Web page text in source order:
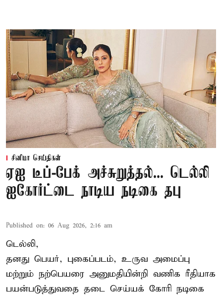
சினிமா செய்திகள்
ஏஐ டீப்-பேக் அச்சுறுத்தல்... டெல்லி
ஐகோர்ட்டை நாடிய நடிகை தபு
Published on: 06 Aug 2026, 2:16 am
டெல்லி,
தனது பெயர், புகைப்படம், உருவ அமைப்பு
மற்றும் நற்பெயரை அனுமதியின்றி வணிக ரீதியாக
பயன்படுத்துவதை தடை செய்யக் கோரி நடிகை